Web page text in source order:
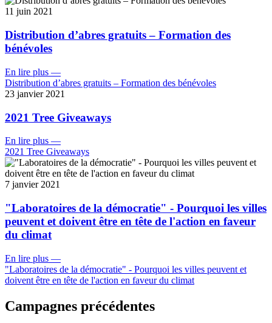
11 juin 2021
Distribution d’abres gratuits – Formation des
bénévoles
En lire plus —
Distribution d’abres gratuits – Formation des bénévoles
23 janvier 2021
2021 Tree Giveaways
En lire plus —
2021 Tree Giveaways
7 janvier 2021
"Laboratoires de la démocratie" - Pourquoi les villes
peuvent et doivent être en tête de l'action en faveur
du climat
En lire plus —
"Laboratoires de la démocratie" - Pourquoi les villes peuvent et
doivent être en tête de l'action en faveur du climat
Campagnes précédentes